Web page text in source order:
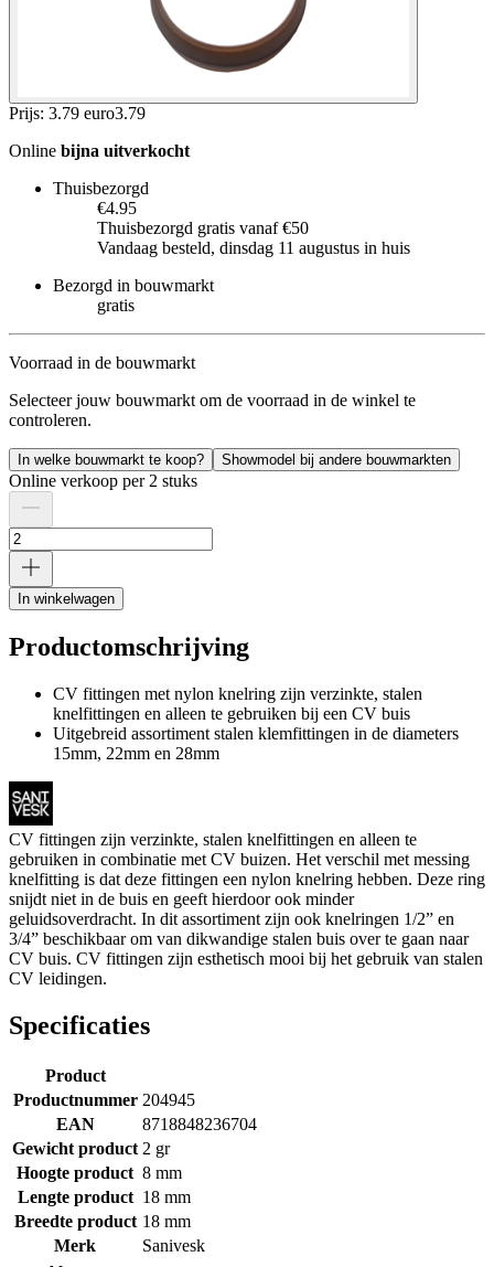
Prijs: 3.79 euro3.79
Online bijna uitverkocht
Thuisbezorgd
€4.95
Thuisbezorgd gratis vanaf €50
Vandaag besteld, dinsdag 11 augustus in huis
Bezorgd in bouwmarkt
gratis
Voorraad in de bouwmarkt
Selecteer jouw bouwmarkt om de voorraad in de winkel te
controleren.
In welke bouwmarkt te koop? Showmodel bij andere bouwmarkten
Online verkoop per 2 stuks
In winkelwagen
Productomschrijving
CV fittingen met nylon knelring zijn verzinkte, stalen
knelfittingen en alleen te gebruiken bij een CV buis
Uitgebreid assortiment stalen klemfittingen in de diameters
15mm, 22mm en 28mm
CV fittingen zijn verzinkte, stalen knelfittingen en alleen te
gebruiken in combinatie met CV buizen. Het verschil met messing
knelfitting is dat deze fittingen een nylon knelring hebben. Deze ring
snijdt niet in de buis en geeft hierdoor ook minder
geluidsoverdracht. In dit assortiment zijn ook knelringen 1/2” en
3/4” beschikbaar om van dikwandige stalen buis over te gaan naar
CV buis. CV fittingen zijn esthetisch mooi bij het gebruik van stalen
CV leidingen.
Specificaties
Product
Productnummer 204945
EAN
8718848236704
Gewicht product 2 gr
Hoogte product 8 mm
Lengte product 18 mm
Breedte product 18 mm
Merk
Sanivesk